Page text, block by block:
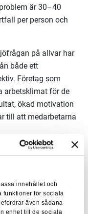
innehållet och
funktioner för sociala
även sådana
enhet till de sociala
är 30–40
per person och
på allvar har
både ett
Företag som
arbetsklimat för de
ökad motivation
till att medarbetarna
mellan raderna
en tydlig och